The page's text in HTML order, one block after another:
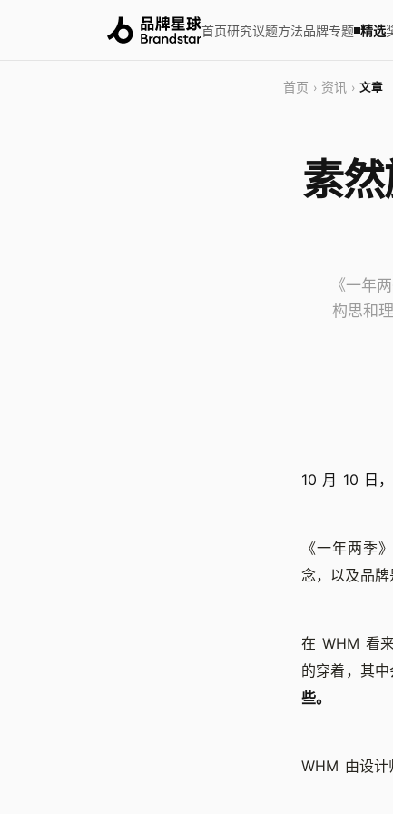
首页研究议题方法品牌专题 精选
首页 › 资讯 › 文章
素
《一年
构思和
10 月 10 日
《一年两季
念，以及品牌
在 WHM 看
的穿着，其中
些。
WHM 由设计